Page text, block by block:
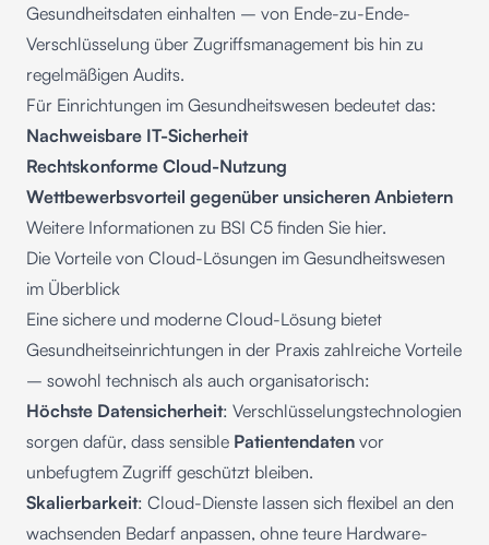
Gesundheitsdaten einhalten – von Ende-zu-Ende-
Verschlüsselung über Zugriffsmanagement bis hin zu
regelmäßigen Audits.
Für Einrichtungen im Gesundheitswesen bedeutet das:
Nachweisbare IT-Sicherheit
Rechtskonforme Cloud-Nutzung
Wettbewerbsvorteil gegenüber unsicheren Anbietern
Weitere Informationen zu BSI C5 finden Sie hier.
Die Vorteile von Cloud-Lösungen im Gesundheitswesen
im Überblick
Eine sichere und moderne Cloud-Lösung bietet
Gesundheitseinrichtungen in der Praxis zahlreiche Vorteile
– sowohl technisch als auch organisatorisch:
Höchste Datensicherheit: Verschlüsselungstechnologien
sorgen dafür, dass sensible Patientendaten vor
unbefugtem Zugriff geschützt bleiben.
Skalierbarkeit: Cloud-Dienste lassen sich flexibel an den
wachsenden Bedarf anpassen, ohne teure Hardware-